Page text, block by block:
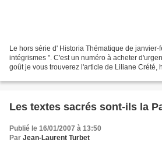
Le hors série d' Historia Thématique de
intégrismes ". C'est un numéro à acheter
goût je vous trouverez l'article de Liliane Crété,
Les textes sacrés sont-ils la
Publié le 16/01/2007 à 13:50
Par Jean-Laurent Turbet